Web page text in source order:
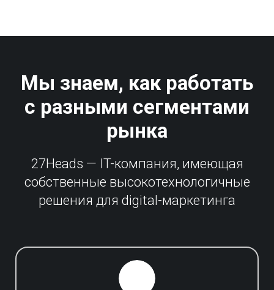
Мы знаем, как работать
с разными сегментами
рынка
27Heads — IT-компания, имеющая
собственные высокотехнологичные
решения для digital-маркетинга